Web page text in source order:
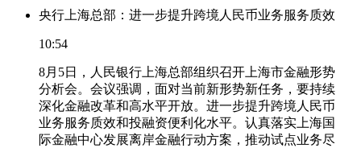
央行上海总部：进一步提升跨境人民币业务服务质效
10:54
8月5日，人民银行上海总部组织召开上海市金融形势
分析会。会议强调，面对当前新形势新任务，要持续
深化金融改革和高水平开放。进一步提升跨境人民币
业务服务质效和投融资便利化水平。认真落实上海国
际金融中心发展离岸金融行动方案，推动试点业务尽